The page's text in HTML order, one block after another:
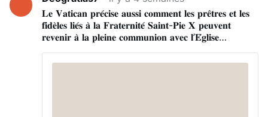
𝐋𝐞 𝐕𝐚𝐭𝐢𝐜𝐚𝐧 𝐩𝐫𝐞́𝐜𝐢𝐬𝐞 𝐚𝐮𝐬𝐬𝐢 𝐜𝐨𝐦𝐦𝐞𝐧𝐭 𝐥𝐞𝐬 𝐩𝐫𝐞̂𝐭𝐫𝐞𝐬 𝐞𝐭 𝐥𝐞𝐬
𝐟𝐢𝐝𝐞̀𝐥𝐞𝐬 𝐥𝐢𝐞́𝐬 𝐚̀ 𝐥𝐚 𝐅𝐫𝐚𝐭𝐞𝐫𝐧𝐢𝐭𝐞́ 𝐒𝐚𝐢𝐧𝐭-𝐏𝐢𝐞 𝐗 𝐩𝐞𝐮𝐯𝐞𝐧𝐭
𝐫𝐞𝐯𝐞𝐧𝐢𝐫 𝐚̀ 𝐥𝐚 𝐩𝐥𝐞𝐢𝐧𝐞 𝐜𝐨𝐦𝐦𝐮𝐧𝐢𝐨𝐧 𝐚𝐯𝐞𝐜 𝐥’𝐄́𝐠𝐥𝐢𝐬𝐞